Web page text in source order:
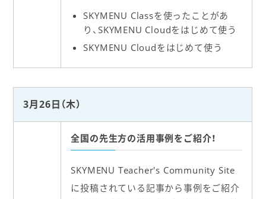
SKYMENU Classを使ったことがあ
り、SKYMENU Cloudをはじめて使う
SKYMENU Cloudをはじめて使う
3月26日（木）
全国の先生方の活用事例をご紹介！
SKYMENU Teacher's Community Site
に投稿されている記事から事例をご紹介